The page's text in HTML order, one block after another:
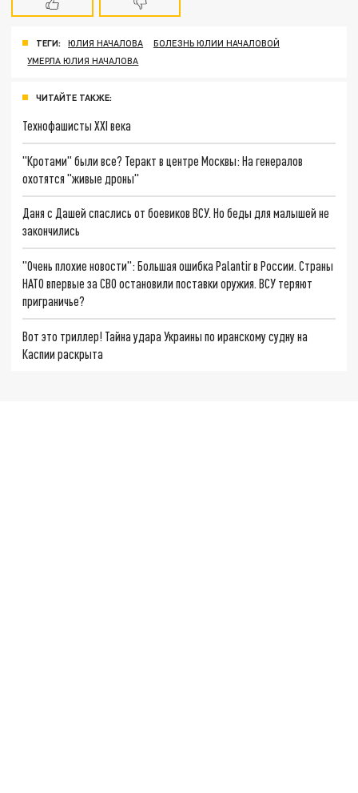
ТЕГИ: ЮЛИЯ НАЧАЛОВА
БОЛЕЗНЬ ЮЛИИ НАЧАЛОВОЙ
УМЕРЛА ЮЛИЯ НАЧАЛОВА
ЧИТАЙТЕ ТАКЖЕ:
Технофашисты XXI века
"Кротами" были все? Теракт в центре Москвы: На генералов
охотятся "живые дроны"
Даня с Дашей спаслись от боевиков ВСУ. Но беды для малышей не
закончились
"Очень плохие новости": Большая ошибка Palantir в России. Страны
НАТО впервые за СВО остановили поставки оружия. ВСУ теряют
приграничье?
Вот это триллер! Тайна удара Украины по иранскому судну на
Каспии раскрыта